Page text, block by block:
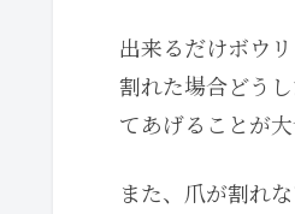
出来るだけボウ
割れた場合どう
てあげることが大
また、爪が割れ